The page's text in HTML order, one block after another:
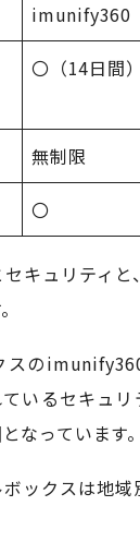
imunify360
〇（14日間）
無制限
〇
キュリティ
スの
いるセキュ
なっています。
ックスは地